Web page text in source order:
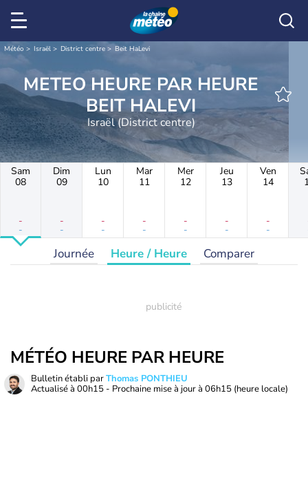
Météo Israël District centre Beit HaLevi
METEO HEURE PAR HEURE
BEIT HALEVI
Israël (District centre)
Sam
08
-
-
Dim
09
-
-
Lun
10
-
-
Mar
11
-
-
Mer
12
-
-
Jeu
13
-
-
Ven
14
-
-
Journée Heure / Heure Comparer
MÉTÉO HEURE PAR HEURE
Bulletin établi parThomas PONTHIEU
Actualisé à 00h15 - Prochaine mise à jour à 06h15 (heure locale)